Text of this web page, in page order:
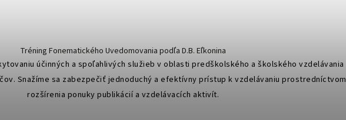
Tréning Fonematického Uvedomovania podľa D.B. Eľkonina
účinných a spoľahlivých služieb v oblasti predškolského a školského vzdelávania
Snažíme sa zabezpečiť jednoduchý a efektívny prístup k vzdelávaniu prostredníctvom
rozšírenia ponuky publikácií a vzdelávacích aktivít.